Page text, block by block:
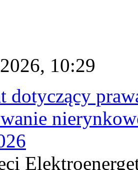
10:29
dotyczący